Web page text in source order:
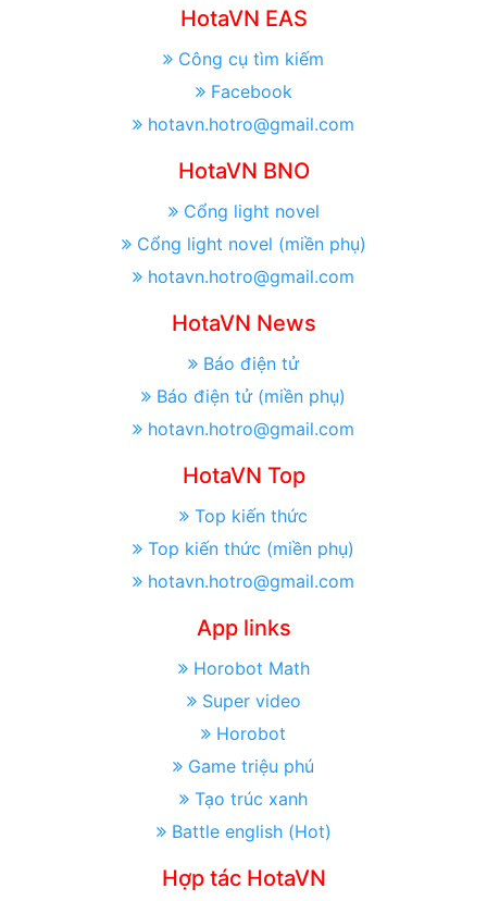
HotaVN EAS
Công cụ tìm kiếm
Facebook
hotavn.hotro@gmail.com
HotaVN BNO
Cổng light novel
Cổng light novel (miền phụ)
hotavn.hotro@gmail.com
HotaVN News
Báo điện tử
Báo điện tử (miền phụ)
hotavn.hotro@gmail.com
HotaVN Top
Top kiến thức
Top kiến thức (miền phụ)
hotavn.hotro@gmail.com
App links
Horobot Math
Super video
Horobot
Game triệu phú
Tạo trúc xanh
Battle english (Hot)
Hợp tác HotaVN